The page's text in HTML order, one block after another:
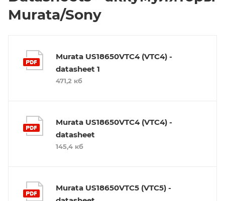
Murata/Sony
Murata US18650VTC4 (VTC4) -
datasheet 1
471,2 кб
Murata US18650VTC4 (VTC4) -
datasheet
145,4 кб
Murata US18650VTC5 (VTC5) -